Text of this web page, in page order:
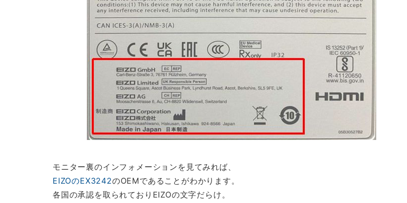
モニター裏のインフォメーションを見てみれば、
EIZOのEX3242のOEMであることがわかります。
各国の承認を取られておりEIZOの文字だらけ。